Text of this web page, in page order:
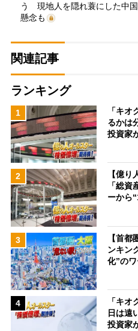
う 現地人を隠れ蓑にした中
懸念も
関連記事
ランキング
1
「キ
るかは
投資家
2
【億り
「総
ーから
3
【首
ンキン
化”の
4
「キ
日は遠
投資家